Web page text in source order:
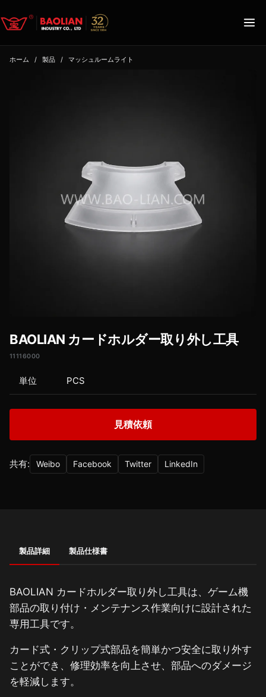
ホーム / 製品 / マッシュルームライト
BAOLIAN カードホルダー取り外し工具
11116000
単位 PCS
見積依頼
共有: Weibo Facebook Twitter LinkedIn
製品詳細 製品仕様書
BAOLIAN カードホルダー取り外し工具は、ゲーム機
部品の取り付け・メンテナンス作業向けに設計された
専用工具です。
カード式・クリップ式部品を簡単かつ安全に取り外す
ことができ、修理効率を向上させ、部品へのダメージ
を軽減します。